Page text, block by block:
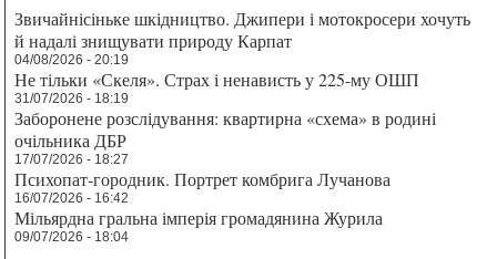
Звичайнісіньке шкідництво. Джипери і мотокросери хочуть
й надалі знищувати природу Карпат
04/08/2026 - 20:19
Не тільки «Скеля». Страх і ненависть у 225-му ОШП
31/07/2026 - 18:19
Заборонене розслідування: квартирна «схема» в родині
очільника ДБР
17/07/2026 - 18:27
Психопат-городник. Портрет комбрига Лучанова
16/07/2026 - 16:42
Мільярдна гральна імперія громадянина Журила
09/07/2026 - 18:04